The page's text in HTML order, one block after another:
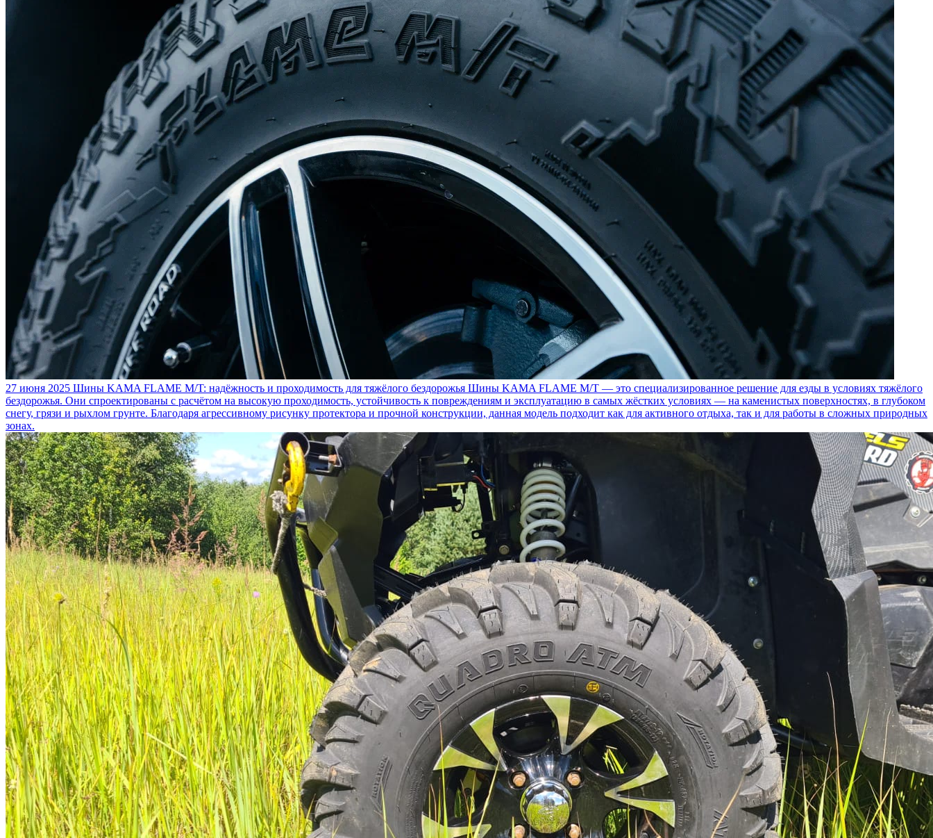
27 июня 2025 Шины KAMA FLAME M/T: надёжность и проходимость для тяжёлого бездорожья Шины KAMA FLAME M/T — это специализированное решение для езды в условиях тяжёлого
бездорожья. Они спроектированы с расчётом на высокую проходимость, устойчивость к повреждениям и эксплуатацию в самых жёстких условиях — на каменистых поверхностях, в глубоком
снегу, грязи и рыхлом грунте. Благодаря агрессивному рисунку протектора и прочной конструкции, данная модель подходит как для активного отдыха, так и для работы в сложных природных
зонах.